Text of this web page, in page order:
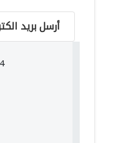
أرسل بريد